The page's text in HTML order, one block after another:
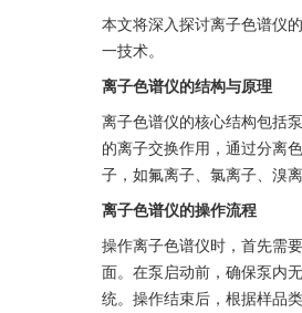
本文将深入探讨离子色谱仪
一技术。
离子色谱仪的结构与原理
离子色谱仪的核心结构包括
的离子交换作用，通过分离
子，如氟离子、氯离子、溴
离子色谱仪的操作流程
操作离子色谱仪时，首先需
面。在泵启动前，确保泵内
统。操作结束后，根据样品